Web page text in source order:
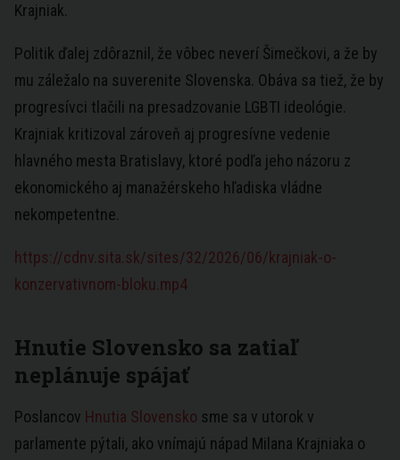
Krajniak.
Politik ďalej zdôraznil, že vôbec neverí Šimečkovi, a že by
mu záležalo na suverenite Slovenska. Obáva sa tiež, že by
progresívci tlačili na presadzovanie LGBTI ideológie.
Krajniak kritizoval zároveň aj progresívne vedenie
hlavného mesta Bratislavy, ktoré podľa jeho názoru z
ekonomického aj manažérskeho hľadiska vládne
nekompetentne.
https://cdnv.sita.sk/sites/32/2026/06/krajniak-o-
konzervativnom-bloku.mp4
Hnutie Slovensko sa zatiaľ
neplánuje spájať
Poslancov Hnutia Slovensko sme sa v utorok v
parlamente pýtali, ako vnímajú nápad Milana Krajniaka o